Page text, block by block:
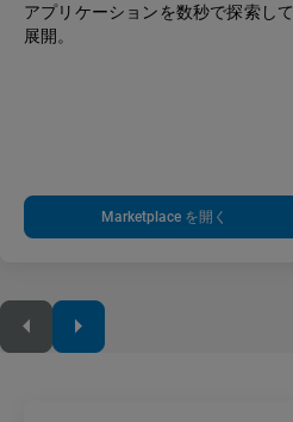
アプリケーションを数秒で探索して
展開。
Marketplace を開く